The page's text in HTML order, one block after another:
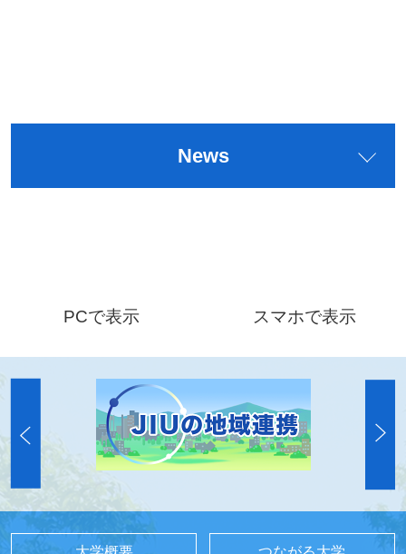
News
PCで表示 スマホで表示